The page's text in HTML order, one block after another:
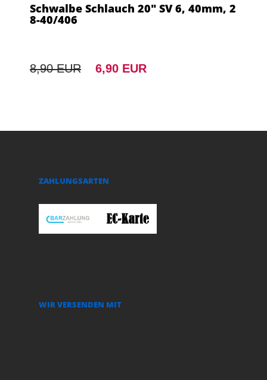
Schwalbe Schlauch 20" SV 6, 40mm, 2
8-40/406
8,90 EUR 6,90 EUR
ZAHLUNGSARTEN
WIR VERSENDEN MIT